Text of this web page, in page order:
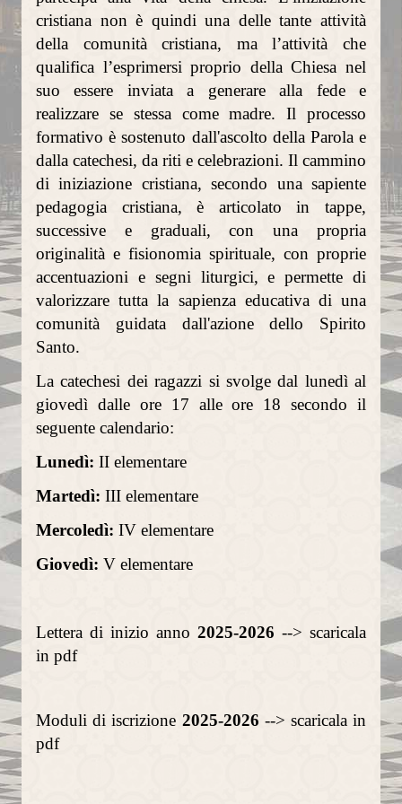
La torre campanaria
Gli Alabardieri
Arte e collezioni
La Corona Ferrea
La Cappella di Teodolinda
I grandi Cicli Decorativi
Il Museo e il Tesoro
La Biblioteca Capitolare
Le Campane del Duomo
Il Sentiero della Bellezza
Celebrazioni in streaming
Liturgia
cristiana non è quindi una delle tante attività
della comunità cristiana, ma l’attività che
qualifica l’esprimersi proprio della Chiesa nel
suo essere inviata a generare alla fede e
realizzare se stessa come madre. Il processo
formativo è sostenuto dall'ascolto della Parola e
dalla catechesi, da riti e celebrazioni. Il cammino
di iniziazione cristiana, secondo una sapiente
pedagogia cristiana, è articolato in tappe,
successive e graduali, con una propria
originalità e fisionomia spirituale, con proprie
accentuazioni e segni liturgici, e permette di
valorizzare tutta la sapienza educativa di una
comunità guidata dall'azione dello Spirito
Santo.
La catechesi dei ragazzi si svolge dal lunedì al
giovedì dalle ore 17 alle ore 18 secondo il
seguente calendario:
Lunedì: II elementare
Martedì: III elementare
Mercoledì: IV elementare
Giovedì: V elementare
Lettera di inizio anno 2025-2026 --> scaricala
in pdf
Moduli di iscrizione 2025-2026 --> scaricala in
pdf